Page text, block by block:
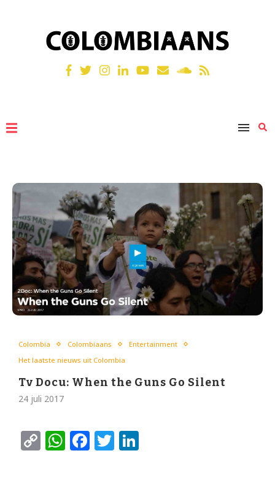
Colombia Colombiaans
Entertainment
Het laatste nieuws uit Colombia
Tv Docu: When the Guns Go Silent
24 juli 2017
CopyWhatsApp
Facebook
Twitter